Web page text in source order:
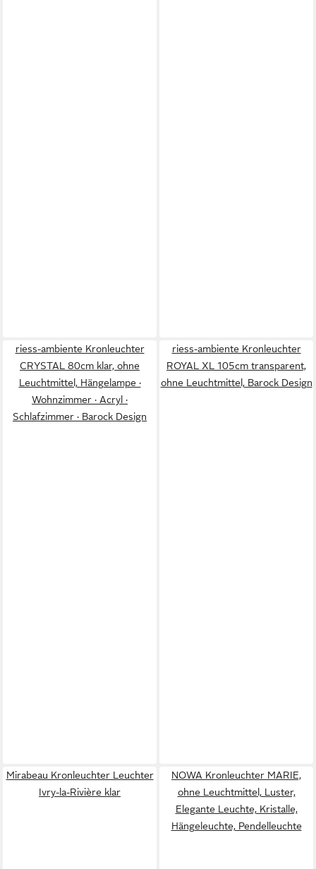
riess-ambiente Kronleuchter
CRYSTAL 80cm klar, ohne
Leuchtmittel, Hängelampe ·
Wohnzimmer · Acryl ·
Schlafzimmer · Barock Design
riess-ambiente Kronleuchter
ROYAL XL 105cm transparent,
ohne Leuchtmittel, Barock Design
Mirabeau Kronleuchter Leuchter
Ivry-la-Rivière klar
NOWA Kronleuchter MARIE,
ohne Leuchtmittel, Luster,
Elegante Leuchte, Kristalle,
Hängeleuchte, Pendelleuchte